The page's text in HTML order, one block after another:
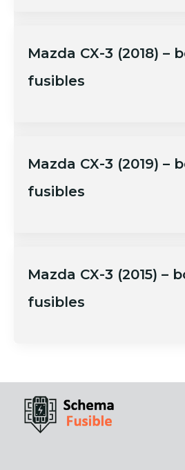
Mazda CX-3 (2018) –
fusibles
Mazda CX-3 (2019) –
fusibles
Mazda CX-3 (2015) –
fusibles